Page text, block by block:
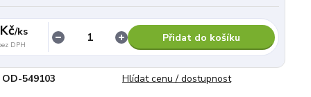
/ks
DPH
Přidat do košíku
OD-549103 Hlídat cenu / dostupnost